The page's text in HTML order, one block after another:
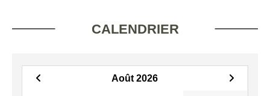
CALENDRIER
Août 2026